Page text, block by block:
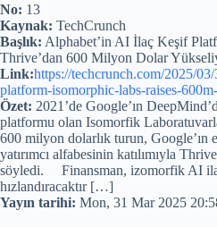
No: 13
Kaynak: TechCrunch
Başlık: Alphabet’in AI İlaç Keşif
Thrive’dan 600 Milyon Dolar
Link:https://techcrunch.com/2025/
platform-isomorphic-labs-raises-
Özet: 2021’de Google’ın
platformu olan Isomorfik
600 milyon dolarlık turun, Google’ın
yatırımcı alfabesinin katılımıyla
söyledi. Finansman, izomorfik AI
hızlandıracaktır […]
Yayın tarihi: Mon, 31 Mar 2025